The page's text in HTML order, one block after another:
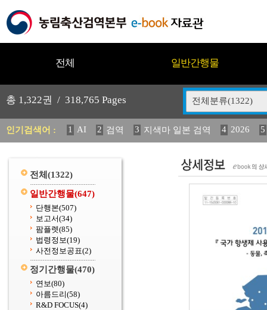
전체 일반간행물
총 1,322권 / 318,765 Pages 전체분류(1322)
인기검색어 : 1 AI 2 검역 3 지색마 일본 검역 4 2026 5
전체 (1322)
일반간행물(647)
단행본(507)
보고서(34)
팜플렛(85)
법령정보(19)
사전정보공표(2)
정기간행물(470)
연보(80)
아름드리(58)
R&D FOCUS(4)